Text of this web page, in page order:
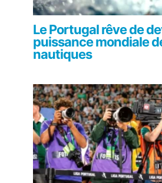
Le Portugal rêve de
puissance mondiale
nautiques